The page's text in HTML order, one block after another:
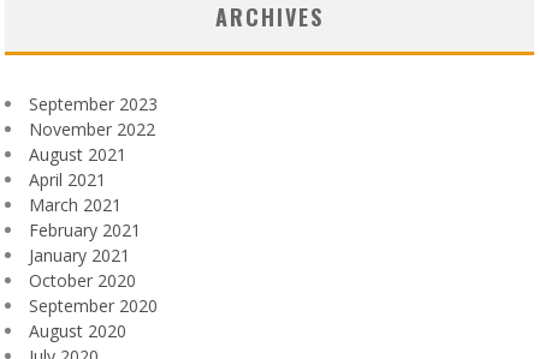
ARCHIVES
September 2023
November 2022
August 2021
April 2021
March 2021
February 2021
January 2021
October 2020
September 2020
August 2020